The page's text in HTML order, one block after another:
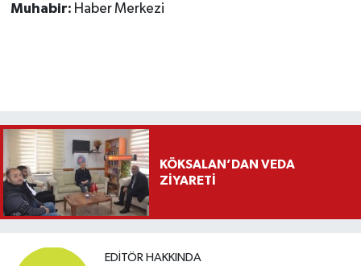
Muhabir: Haber Merkezi
KÖKSALAN’DAN VEDA
ZİYARETİ
EDITÖR HAKKINDA